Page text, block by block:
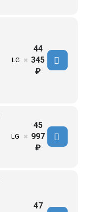
LG ✖
44
345
₽
LG ✖
45
997
₽
47